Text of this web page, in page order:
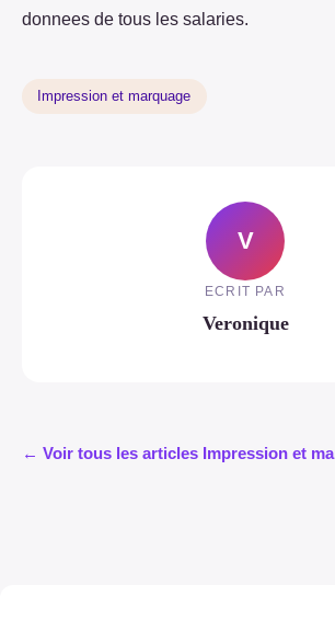
donnees de tous les salaries.
Impression et marquage
V
ECRIT PAR
Veronique
← Voir tous les articles Impression et